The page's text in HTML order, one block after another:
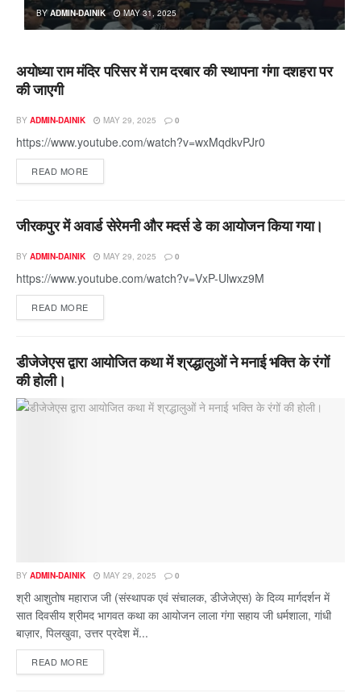
BY ADMIN-DAINIK MAY 31, 2025
अयोध्या राम मंदिर परिसर में राम दरबार की स्थापना गंगा दशहरा पर
की जाएगी
BY ADMIN-DAINIK MAY 29, 2025 0
https://www.youtube.com/watch?v=wxMqdkvPJr0
READ MORE
जीरकपुर में अवार्ड सेरेमनी और मदर्स डे का आयोजन किया गया।
BY ADMIN-DAINIK MAY 29, 2025 0
https://www.youtube.com/watch?v=VxP-Ulwxz9M
READ MORE
डीजेजेएस द्वारा आयोजित कथा में श्रद्धालुओं ने मनाई भक्ति के रंगों
की होली।
BY ADMIN-DAINIK MAY 29, 2025 0
श्री आशुतोष महाराज जी (संस्थापक एवं संचालक, डीजेजेएस) के दिव्य मार्गदर्शन में
सात दिवसीय श्रीमद भागवत कथा का आयोजन लाला गंगा सहाय जी धर्मशाला, गांधी
बाज़ार, पिलखुवा, उत्तर प्रदेश में...
READ MORE